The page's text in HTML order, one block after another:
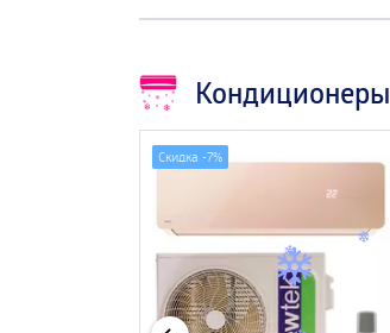
Кондиционеры
Скидка -7%